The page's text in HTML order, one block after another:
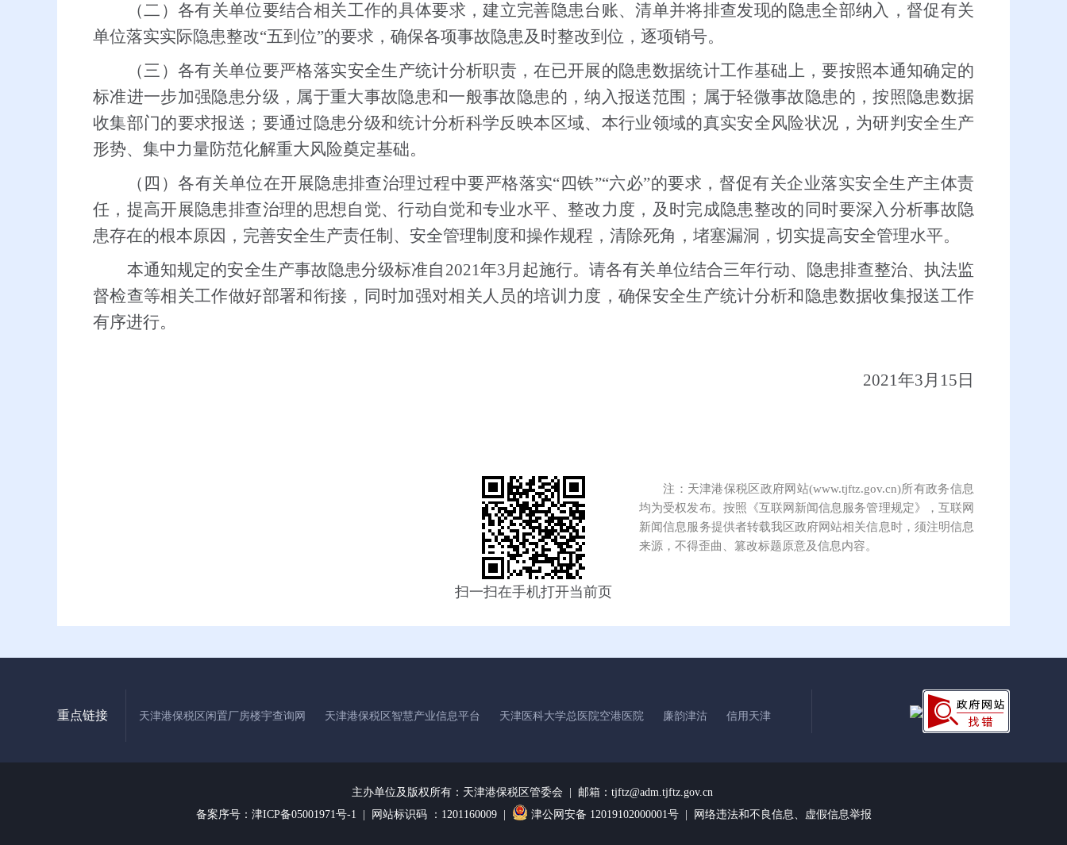
（二）各有关单位要结合相关工作的具体要求，建立完善隐患台账、清单并将排查发现的隐患全部纳入，督促有关
单位落实实际隐患整改“五到位”的要求，确保各项事故隐患及时整改到位，逐项销号。
（三）各有关单位要严格落实安全生产统计分析职责，在已开展的隐患数据统计工作基础上，要按照本通知确定的
标准进一步加强隐患分级，属于重大事故隐患和一般事故隐患的，纳入报送范围；属于轻微事故隐患的，按照隐患数据
收集部门的要求报送；要通过隐患分级和统计分析科学反映本区域、本行业领域的真实安全风险状况，为研判安全生产
形势、集中力量防范化解重大风险奠定基础。
（四）各有关单位在开展隐患排查治理过程中要严格落实“四铁”“六必”的要求，督促有关企业落实安全生产主体责
任，提高开展隐患排查治理的思想自觉、行动自觉和专业水平、整改力度，及时完成隐患整改的同时要深入分析事故隐
患存在的根本原因，完善安全生产责任制、安全管理制度和操作规程，清除死角，堵塞漏洞，切实提高安全管理水平。
本通知规定的安全生产事故隐患分级标准自2021年3月起施行。请各有关单位结合三年行动、隐患排查整治、执法监
督检查等相关工作做好部署和衔接，同时加强对相关人员的培训力度，确保安全生产统计分析和隐患数据收集报送工作
有序进行。
2021年3月15日
扫一扫在手机打开当前页
注：天津港保税区政府网站(www.tjftz.gov.cn)所有政务信息
均为受权发布。按照《互联网新闻信息服务管理规定》，互联网
新闻信息服务提供者转载我区政府网站相关信息时，须注明信息
来源，不得歪曲、篡改标题原意及信息内容。
重点链接 天津港保税区闲置厂房楼宇查询网 天津港保税区智慧产业信息平台 天津医科大学总医院空港医院 廉韵津沽 信用天津
主办单位及版权所有： 天津港保税区管委会 | 邮箱：tjftz@adm.tjftz.gov.cn
备案序号：津ICP备05001971号-1 | 网站标识码 ：1201160009 | 津公网安备 12019102000001号 | 网络违法和不良信息、虚假信息举报